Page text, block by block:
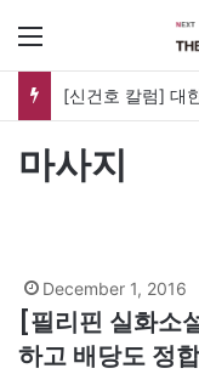
[신건호 칼럼] 대
마사지
December 1, 2016
[필리핀 실화소
하고 배당도 정